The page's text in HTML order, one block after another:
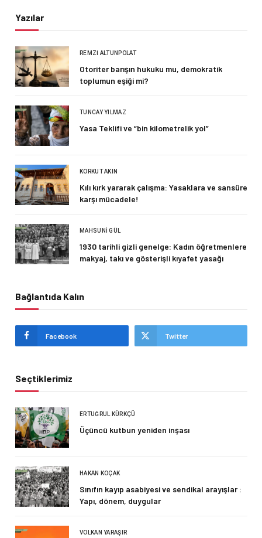
Yazılar
REMZI ALTUNPOLAT
Otoriter barışın hukuku mu, demokratik
toplumun eşiği mi?
TUNCAY YILMAZ
Yasa Teklifi ve “bin kilometrelik yol”
KORKUT AKIN
Kılı kırk yararak çalışma: Yasaklara ve sansüre
karşı mücadele!
MAHSUNI GÜL
1930 tarihli gizli genelge: Kadın öğretmenlere
makyaj, takı ve gösterişli kıyafet yasağı
Bağlantıda Kalın
Facebook Twitter
Seçtiklerimiz
ERTUĞRUL KÜRKÇÜ
Üçüncü kutbun yeniden inşası
HAKAN KOÇAK
Sınıfın kayıp asabiyesi ve sendikal arayışlar :
Yapı, dönem, duygular
VOLKAN YARAŞIR